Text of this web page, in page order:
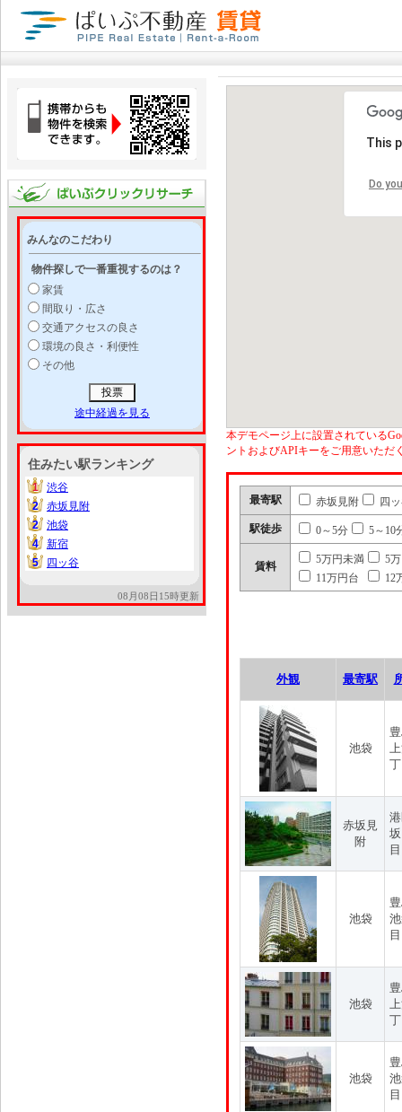
みんなのこだわり
物件探しで一番重視するのは？
家賃
間取り・広さ
交通アクセスの良さ
環境の良さ・利便性
その他
途中経過を見る
住みたい駅ランキング
1
1
渋谷
2
2
赤坂見附
2
2
池袋
4
4
新宿
5
5 四ッ谷
08月08日15時更新
This
Do
本デモページ上に設置されている
ントおよびAPIキーをご用意いただ
最寄駅 赤坂見附 四
駅徒歩 0～5分 5～10
賃料
5万円未満
5
11万円台
12
外観 最寄駅
池袋
赤坂見
附
目
池袋
目
池袋
池袋